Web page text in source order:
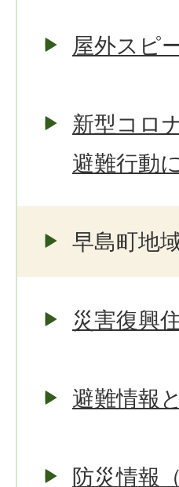
屋外スピ
新型コロ
避難行動
早島町地
災害復興
避難情報
防災情報